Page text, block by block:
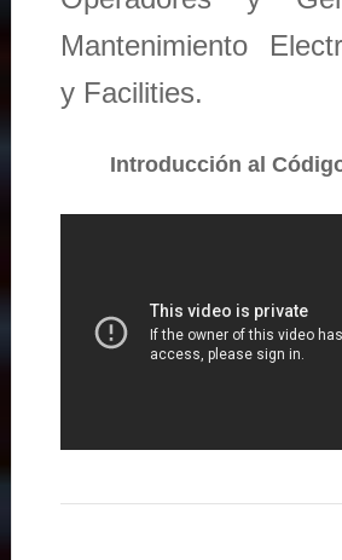
Mantenimiento
y Facilities.
Introducción al